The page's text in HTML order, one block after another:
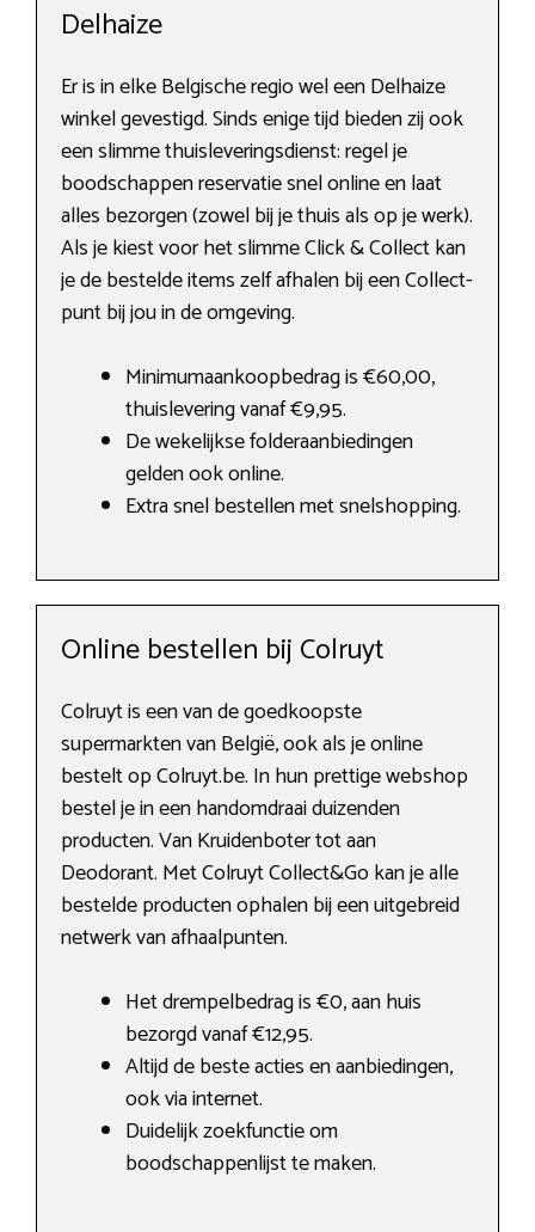
Delhaize
Er is in elke Belgische regio wel een Delhaize
winkel gevestigd. Sinds enige tijd bieden zij ook
een slimme thuisleveringsdienst: regel je
boodschappen reservatie snel online en laat
alles bezorgen (zowel bij je thuis als op je werk).
Als je kiest voor het slimme Click & Collect kan
je de bestelde items zelf afhalen bij een Collect-
punt bij jou in de omgeving.
Minimumaankoopbedrag is €60,00,
thuislevering vanaf €9,95.
De wekelijkse folderaanbiedingen
gelden ook online.
Extra snel bestellen met snelshopping.
Online bestellen bij Colruyt
Colruyt is een van de goedkoopste
supermarkten van België, ook als je online
bestelt op Colruyt.be. In hun prettige webshop
bestel je in een handomdraai duizenden
producten. Van Kruidenboter tot aan
Deodorant. Met Colruyt Collect&Go kan je alle
bestelde producten ophalen bij een uitgebreid
netwerk van afhaalpunten.
Het drempelbedrag is €0, aan huis
bezorgd vanaf €12,95.
Altijd de beste acties en aanbiedingen,
ook via internet.
Duidelijk zoekfunctie om
boodschappenlijst te maken.